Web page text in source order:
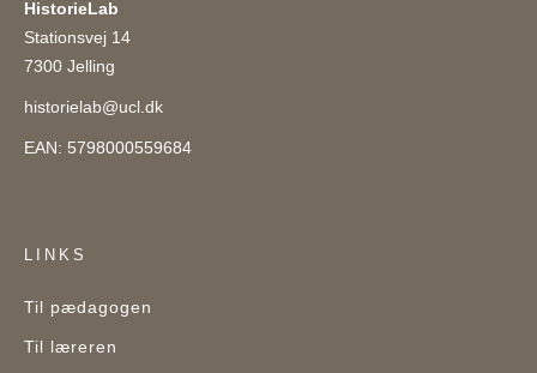
HistorieLab
Stationsvej 14
7300 Jelling
historielab@ucl.dk
EAN: 5798000559684
LINKS
Til pædagogen
Til læreren